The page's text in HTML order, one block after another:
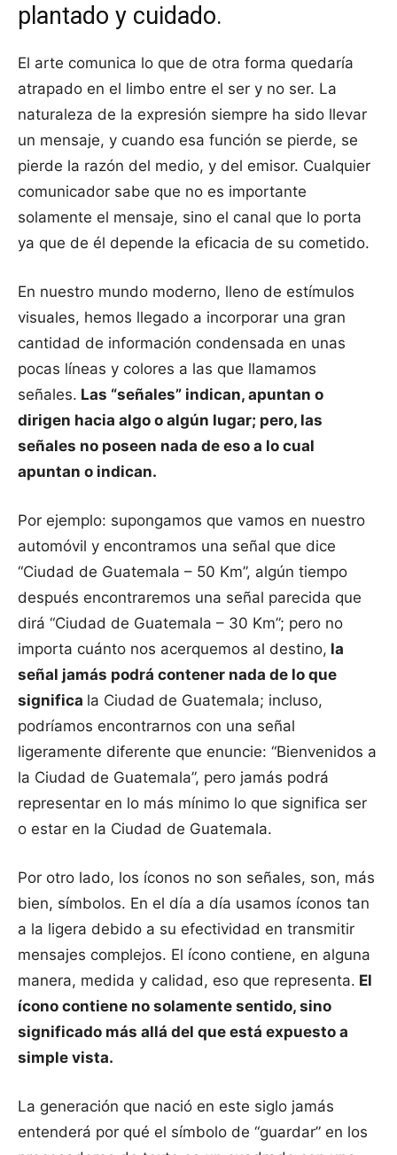
plantado y cuidado.
El arte comunica lo que de otra forma quedaría
atrapado en el limbo entre el ser y no ser. La
naturaleza de la expresión siempre ha sido llevar
un mensaje, y cuando esa función se pierde, se
pierde la razón del medio, y del emisor. Cualquier
comunicador sabe que no es importante
solamente el mensaje, sino el canal que lo porta
ya que de él depende la eficacia de su cometido.
En nuestro mundo moderno, lleno de estímulos
visuales, hemos llegado a incorporar una gran
cantidad de información condensada en unas
pocas líneas y colores a las que llamamos
señales. Las “señales” indican, apuntan o
dirigen hacia algo o algún lugar; pero, las
señales no poseen nada de eso a lo cual
apuntan o indican.
Por ejemplo: supongamos que vamos en nuestro
automóvil y encontramos una señal que dice
“Ciudad de Guatemala – 50 Km”, algún tiempo
después encontraremos una señal parecida que
dirá “Ciudad de Guatemala – 30 Km”; pero no
importa cuánto nos acerquemos al destino, la
señal jamás podrá contener nada de lo que
significa la Ciudad de Guatemala; incluso,
podríamos encontrarnos con una señal
ligeramente diferente que enuncie: “Bienvenidos a
la Ciudad de Guatemala”, pero jamás podrá
representar en lo más mínimo lo que significa ser
o estar en la Ciudad de Guatemala.
Por otro lado, los íconos no son señales, son, más
bien, símbolos. En el día a día usamos íconos tan
a la ligera debido a su efectividad en transmitir
mensajes complejos. El ícono contiene, en alguna
manera, medida y calidad, eso que representa. El
ícono contiene no solamente sentido, sino
significado más allá del que está expuesto a
simple vista.
La generación que nació en este siglo jamás
entenderá por qué el símbolo de “guardar” en los